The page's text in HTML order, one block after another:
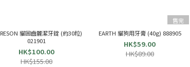
貓固齒麗潔牙錠 (約30粒)
021901
HK$100.00
HK$155.00
售完
EARTH 貓狗用牙膏 (40g) 888905
HK$59.00
HK$89.00